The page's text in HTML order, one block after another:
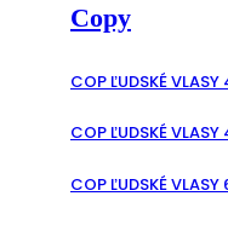
Copy
COP ĽUDSKÉ
COP ĽUDSKÉ
COP ĽUDSKÉ